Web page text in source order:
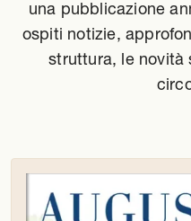
una pubblicazione
ospiti notizie,
struttura, le novità